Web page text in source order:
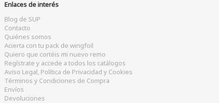
Enlaces de interés
Blog de SUP
Contacto
Quiénes somos
Acierta con tu pack de wingfoil
Quiero que cortéis mi nuevo remo
Regístrate y accede a todos los catálogos
Aviso Legal, Política de Privacidad y Cookies
Términos y Condiciones de Compra
Envíos
Devoluciones